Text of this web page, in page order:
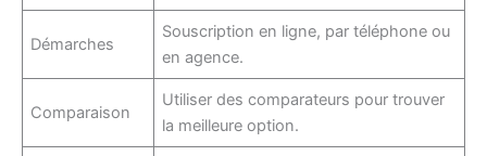
Démarches
Souscription en ligne, par téléphone ou
en agence.
Comparaison
Utiliser des comparateurs pour trouver
la meilleure option.